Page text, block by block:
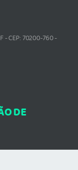
- CEP: 70200-760 -
DE